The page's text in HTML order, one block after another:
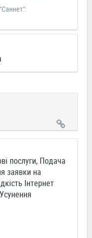
послуги, Подача
заявки на
Інтернет